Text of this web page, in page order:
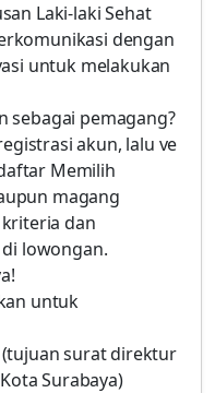
Laki-laki Sehat
dengan
untuk melakukan
sebagai pemagang?
akun, lalu ve
Memilih
magang
dan
lowongan.
untuk
surat direktur
Surabaya)